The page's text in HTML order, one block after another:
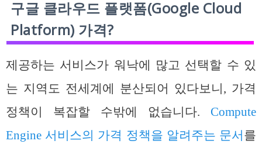
구글 클라우드 플랫폼(Google Cloud
Platform) 가격?
제공하는 서비스가 워낙에 많고 선택할 수 있
는 지역도 전세계에 분산되어 있다보니, 가격
정책이 복잡할 수밖에 없습니다. Compute
Engine 서비스의 가격 정책을 알려주는 문서를